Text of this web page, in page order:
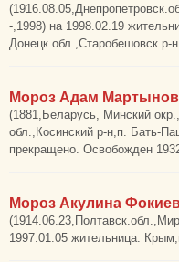
-,1998) на 1998.02.19
Донецк.обл.,Старобешовск.р-
Мороз Адам
(1881,Беларусь, Минский
обл.,Косинский р-н,п. Бать-
прекращено. Освобожден
Мороз Акулина
1997.01.05 жительница: